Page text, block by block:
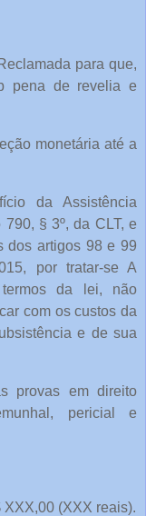
para que,
pena de revelia e
monetária até a
da Assistência
§ 3º, da CLT, e
dos artigos 98 e 99
por tratar-se A
da lei, não
com os custos da
e de sua
provas em direito
pericial e
(XXX reais).